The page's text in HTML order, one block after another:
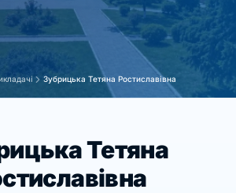
Зубрицька Тетяна Ростиславівна
Тетяна